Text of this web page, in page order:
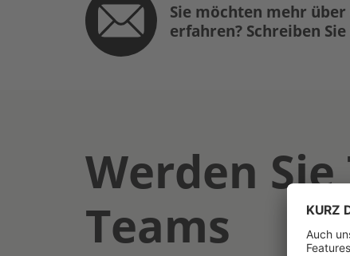
Sie möchten mehr
erfahren? Schreiben Sie
Werden
Teams